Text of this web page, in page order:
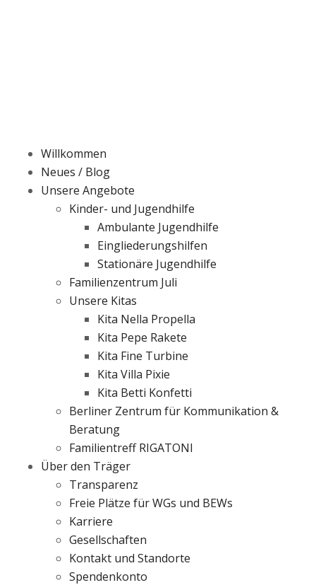
Willkommen
Neues / Blog
Unsere Angebote
Kinder- und Jugendhilfe
Ambulante Jugendhilfe
Eingliederungshilfen
Stationäre Jugendhilfe
Familienzentrum Juli
Unsere Kitas
Kita Nella Propella
Kita Pepe Rakete
Kita Fine Turbine
Kita Villa Pixie
Kita Betti Konfetti
Berliner Zentrum für Kommunikation &
Beratung
Familientreff RIGATONI
Über den Träger
Transparenz
Freie Plätze für WGs und BEWs
Karriere
Gesellschaften
Kontakt und Standorte
Spendenkonto